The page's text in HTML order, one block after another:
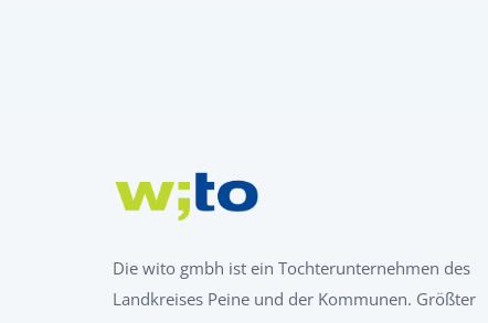
Die wito gmbh ist ein Tochterunternehmen des
Landkreises Peine und der Kommunen. Größter